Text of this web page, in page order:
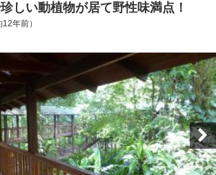
しい動植物が居て野性味満点！
年前）